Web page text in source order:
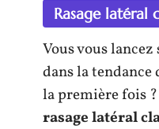
Rasage latéral
Vous vous
dans la
la première fois ?
rasage latéral